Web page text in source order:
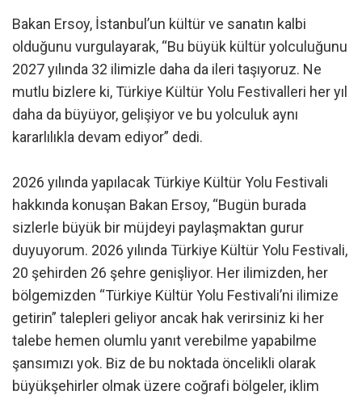
Bakan Ersoy, İstanbul’un kültür ve sanatın kalbi
olduğunu vurgulayarak, “Bu büyük kültür yolculuğunu
2027 yılında 32 ilimizle daha da ileri taşıyoruz. Ne
mutlu bizlere ki, Türkiye Kültür Yolu Festivalleri her yıl
daha da büyüyor, gelişiyor ve bu yolculuk aynı
kararlılıkla devam ediyor” dedi.
2026 yılında yapılacak Türkiye Kültür Yolu Festivali
hakkında konuşan Bakan Ersoy, “Bugün burada
sizlerle büyük bir müjdeyi paylaşmaktan gurur
duyuyorum. 2026 yılında Türkiye Kültür Yolu Festivali,
20 şehirden 26 şehre genişliyor. Her ilimizden, her
bölgemizden “Türkiye Kültür Yolu Festivali’ni ilimize
getirin” talepleri geliyor ancak hak verirsiniz ki her
talebe hemen olumlu yanıt verebilme yapabilme
şansımızı yok. Biz de bu noktada öncelikli olarak
büyükşehirler olmak üzere coğrafi bölgeler, iklim